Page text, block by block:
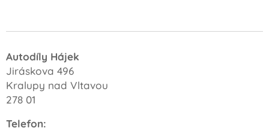
Autodíly Hájek
Jiráskova 496
Kralupy nad Vltavou
278 01
Telefon: